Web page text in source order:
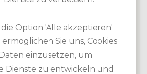
die Option 'Alle akzeptieren'
Sie uns, Cookies
einzusetzen, um
Dienste zu entwickeln und